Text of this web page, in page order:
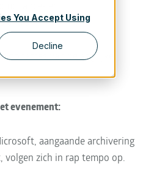
You Accept Using
Decline
opnames van belangrijke
evenement:
aangaande archivering
volgen zich in rap tempo op.